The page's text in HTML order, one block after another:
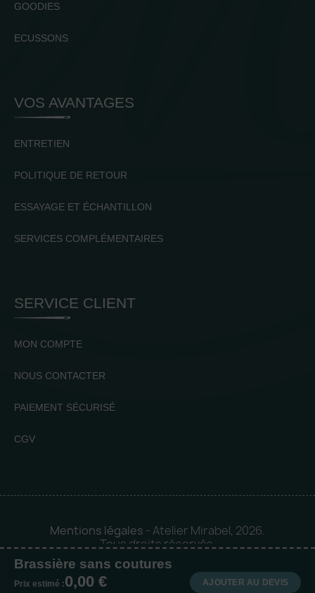
Brassière sans coutures
Prix estimé :0,00 € AJOUTER AU DEVIS
GOODIES
ECUSSONS
VOS AVANTAGES
ENTRETIEN
POLITIQUE DE RETOUR
ESSAYAGE ET ÉCHANTILLON
SERVICES COMPLÉMENTAIRES
SERVICE CLIENT
MON COMPTE
NOUS CONTACTER
PAIEMENT SÉCURISÉ
CGV
Mentions légales - Atelier Mirabel, 2026.
Tous droits réservés.
Mise en orbite 🪐 byLogia |
Agence web et communication